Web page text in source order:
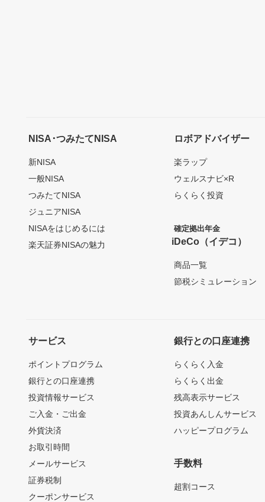
NISA･つみたてNISA
新NISA
一般NISA
つみたてNISA
ジュニアNISA
NISAをはじめるには
楽天証券NISAの魅力
ロボアドバイザー
楽ラップ
ウェルスナビ×R
らくらく投資
確定拠出年金
iDeCo（イデコ）
商品一覧
節税シミュレーション
サービス
ポイントプログラム
銀行との口座連携
投資情報サービス
ご入金・ご出金
外貨決済
お取引時間
メールサービス
証券税制
クーポンサービス
銀行との口座連携
らくらく入金
らくらく出金
残高表示サービス
投資あんしんサービス
ハッピープログラム
手数料
超割コース